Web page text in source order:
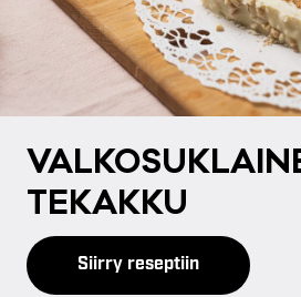
TE­KAK­KU
Siirry reseptiin